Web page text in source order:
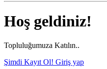
Hoş geldiniz!
Topluluğumuza Katılın..
Şimdi Kayıt Ol! Giriş yap